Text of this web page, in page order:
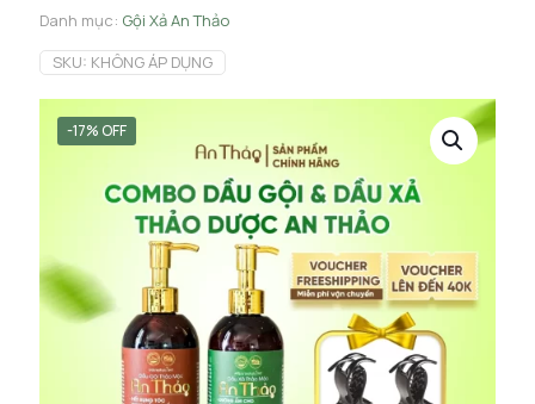
-17% OFF
An
Thảo
số
Danh mục: Gội Xả An Thảo
SKU: KHÔNG ÁP DỤNG